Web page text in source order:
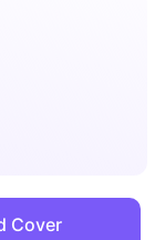
Cover